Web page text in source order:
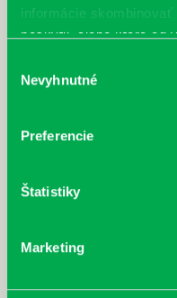
informácie
poskytli, alebo ktoré od
súhlasu
Nevyhnutné
Preferencie
Štatistiky
Marketing